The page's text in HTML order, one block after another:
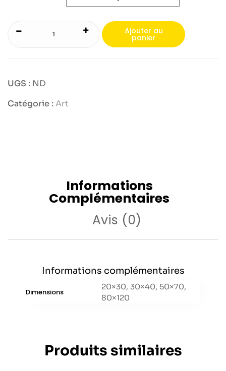
+
- Ajouter au
panier
UGS : ND
Catégorie :Art
Informations
Complémentaires
Avis (0)
Informations complémentaires
Dimensions
20×30, 30×40, 50×70,
80×120
Produits similaires